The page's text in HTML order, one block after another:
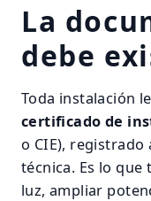
La
debe
Toda instalación
certificado de
o CIE),
técnica. Es lo
luz, ampliar